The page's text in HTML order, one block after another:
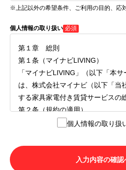
※上記以外の希望条件、ご利用の目的、応
個人情報の取り扱い 必須
第１章 総則
第１条（マイナビLIVING）
「マイナビLIVING」（以下「本
は、株式会社マイナビ（以下「当
する家具家電付き賃貸サービスの
第２条（規約の適用）
１.本サービスを利用する者（以下
LIVINGご契約にあたり取得する
て」の内容をすべて承諾したもの
個人情報の取り扱
入力内容の確